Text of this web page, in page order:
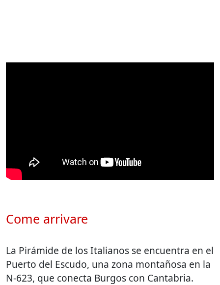
Come arrivare
La Pirámide de los Italianos se encuentra en el
Puerto del Escudo, una zona montañosa en la
N-623, que conecta Burgos con Cantabria.